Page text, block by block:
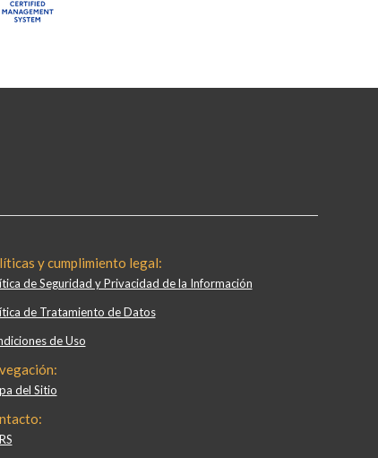
y cumplimiento legal:
de Seguridad y Privacidad de la Información
de Tratamiento de Datos
de Uso
del Sitio